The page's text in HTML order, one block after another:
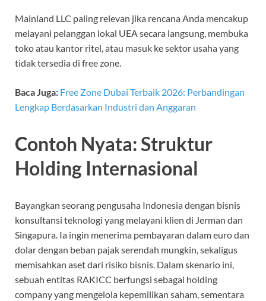
Mainland LLC paling relevan jika rencana Anda mencakup
melayani pelanggan lokal UEA secara langsung, membuka
toko atau kantor ritel, atau masuk ke sektor usaha yang
tidak tersedia di free zone.
Baca Juga: Free Zone Dubai Terbaik 2026: Perbandingan
Lengkap Berdasarkan Industri dan Anggaran
Contoh Nyata: Struktur
Holding Internasional
Bayangkan seorang pengusaha Indonesia dengan bisnis
konsultansi teknologi yang melayani klien di Jerman dan
Singapura. Ia ingin menerima pembayaran dalam euro dan
dolar dengan beban pajak serendah mungkin, sekaligus
memisahkan aset dari risiko bisnis. Dalam skenario ini,
sebuah entitas RAKICC berfungsi sebagai holding
company yang mengelola kepemilikan saham, sementara